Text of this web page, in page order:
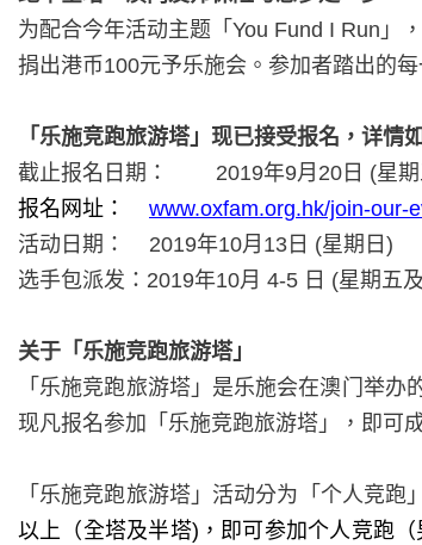
为配合今年活动主题「You Fund I Run 」
捐出港币100元予乐施会。 参加者踏出的
「乐施竞跑旅游塔」现已接受报名，详情
截止报名日期：
2019年9月 20 日 (星
报名网址：
www.oxfam.org.hk/join-our-
活动日期：
2019年10月 13 日 (星期日 )
选手包派发： 2019年10月 4-5 日 (星期五
关于「乐施竞跑旅游塔」
「乐施竞跑旅游塔」是乐施会在澳门举
现凡报名参加「乐施竞跑旅游塔」，即可
「乐施竞跑旅游塔」活动分为「个人竞跑
以上（全塔及半塔) ，即可参加个人竞跑